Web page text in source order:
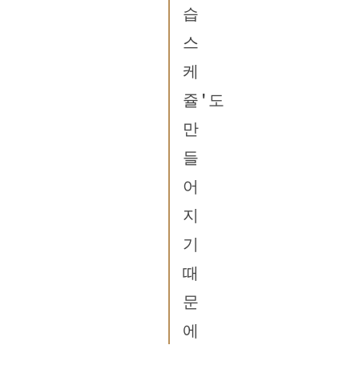
습
스
케
쥴'도
만
들
어
지
기
때
문
에